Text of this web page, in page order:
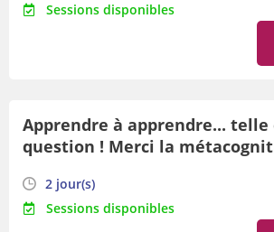
Sessions disponibles
Apprendre à apprendre... telle
question ! Merci la
2 jour(s)
Sessions disponibles